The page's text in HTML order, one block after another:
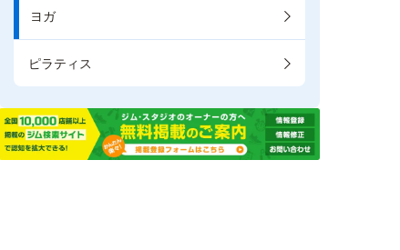
ヨガ
ピラティス